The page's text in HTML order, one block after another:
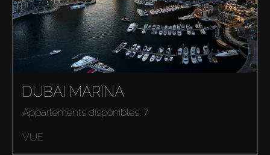
DUBAI MARINA
Appartements disponibles: 7
VUE